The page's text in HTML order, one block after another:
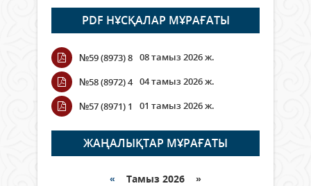
Open Air: Қызылорда облысы
полиция департаменті 20
мыңнан астам көрерменнің
қауіпсіздігін қамтамасыз етті
06 тамыз 2026 ж.
Wi-Fi ҚАБЫРҒА АРҚЫЛЫ ҚАЛАЙ
ӨТЕДІ?
06 тамыз 2026 ж. 261
граждане Казахстана,
PDF НҰСҚАЛАР МҰРАҒАТЫ
№59 (8973) 8 08 тамыз 2026 ж.
№58 (8972) 4 04 тамыз 2026 ж.
№57 (8971) 1
01 тамыз 2026 ж.
ЖАҢАЛЫҚТАР МҰРАҒАТЫ
« Тамыз 2026 »